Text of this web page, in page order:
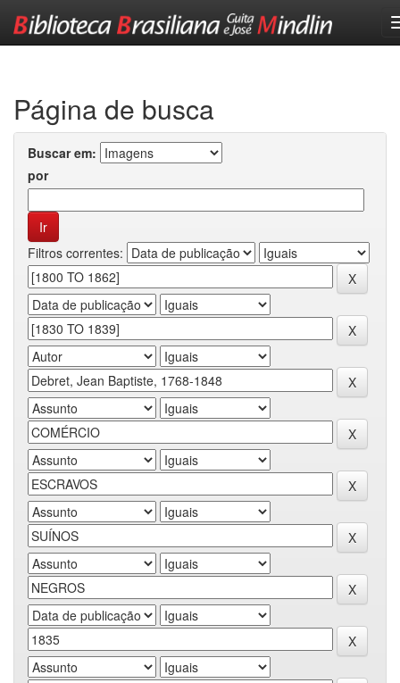
Página de busca
Buscar em:
por
Filtros correntes: